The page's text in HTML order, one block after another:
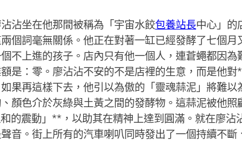
沾坐在他那間被稱為「宇宙水餃包養站長中心」的
個詞毫無關係。他正在對著一缸已經發酵了七個
不上進的孩子。店內只有他一個人，連蒼蠅都因
是：零。廖沾沾不安的不是店裡的生意，而是他
果再這樣下去，他引以為傲的「靈魂蒜泥」將難
顏色介於灰綠與土黃之間的發酵物。這蒜泥被他
的震動」**，以助其在精神上達到圓滿。就在廖沾
音。街上所有的汽車喇叭同時發出了一個持續不斷